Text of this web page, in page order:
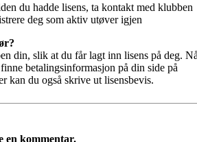
du hadde lisens, ta kontakt med klubben
deg som aktiv utøver igjen
din, slik at du får lagt inn lisens på deg.
betalingsinformasjon på din side på
kan du også skrive ut lisensbevis.
en kommentar.